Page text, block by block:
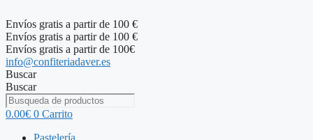
al
contenido
Envíos gratis a partir de 100 €
Envíos gratis a partir de 100 €
Envíos gratis a partir de 100€
info@confiteriadaver.es
Buscar
Buscar
0.00€ 0 Carrito
Pastelería